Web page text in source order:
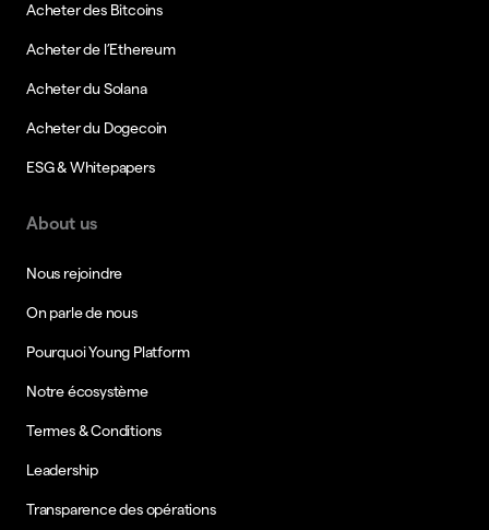
Acheter des Bitcoins
Acheter de l’Ethereum
Acheter du Solana
Acheter du Dogecoin
ESG & Whitepapers
About us
Nous rejoindre
On parle de nous
Pourquoi Young Platform
Notre écosystème
Termes & Conditions
Leadership
Transparence des opérations